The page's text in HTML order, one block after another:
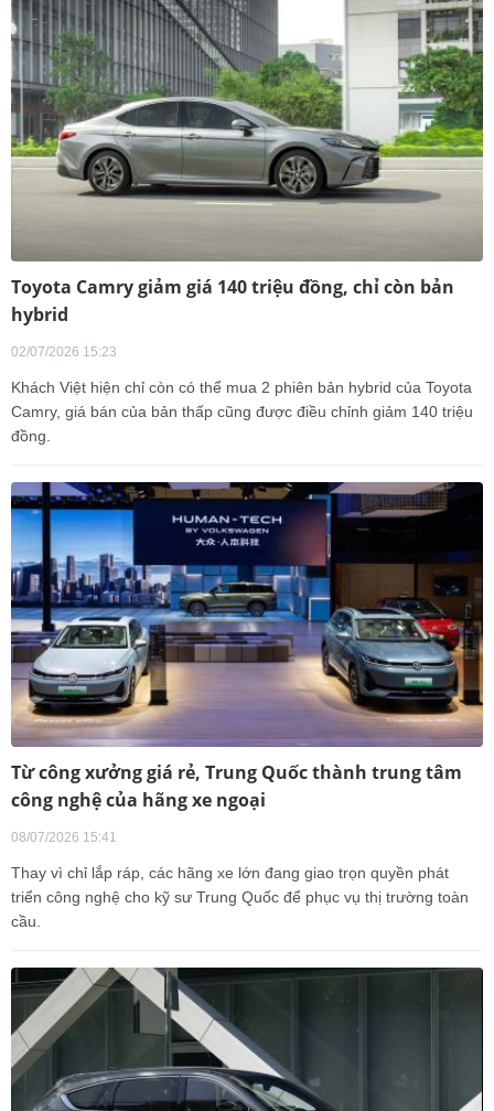
Toyota Camry giảm giá 140 triệu đồng, chỉ còn bản
hybrid
02/07/2026 15:23
Khách Việt hiện chỉ còn có thể mua 2 phiên bản hybrid của Toyota
Camry, giá bán của bản thấp cũng được điều chỉnh giảm 140 triệu
đồng.
Từ công xưởng giá rẻ, Trung Quốc thành trung tâm
công nghệ của hãng xe ngoại
08/07/2026 15:41
Thay vì chỉ lắp ráp, các hãng xe lớn đang giao trọn quyền phát
triển công nghệ cho kỹ sư Trung Quốc để phục vụ thị trường toàn
cầu.